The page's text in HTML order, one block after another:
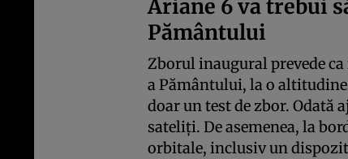
Ariane 6 va trebui
Pământului
Zborul inaugural prevede
a Pământului, la o
doar un test de zbor. Odată
sateliți. De asemenea, la
orbitale, inclusiv un